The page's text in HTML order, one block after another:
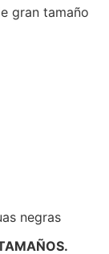
gran tamaño
negras